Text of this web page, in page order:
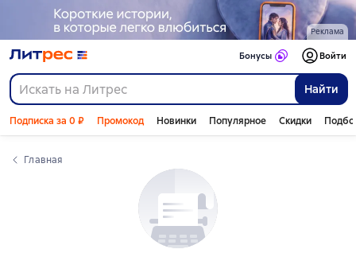
Реклама
Найти
Бонусы Войти
Подписка за 0 ₽ Промокод Новинки Популярное Скидки
Главная
Слайдер с книгами